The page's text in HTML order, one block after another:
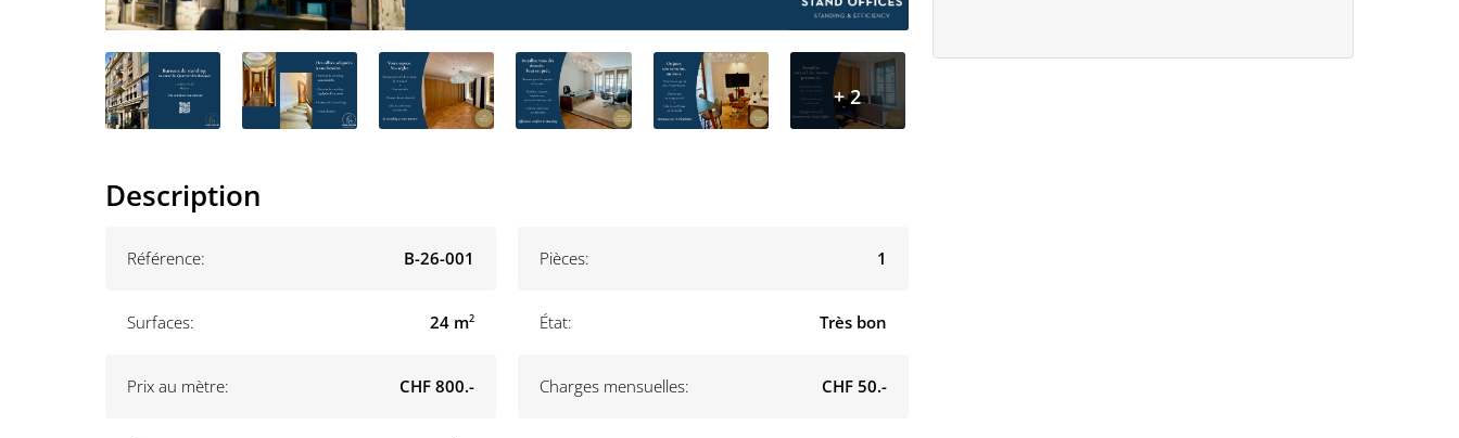
+ 2
Description
Référence: B-26-001 Pièces: 1
Surfaces: 24 m2 État: Très bon
Prix au mètre: CHF 800.- Charges mensuelles: CHF 50.-